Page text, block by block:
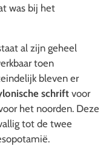
was bij het
al zijn geheel
toen
bleven er
schriftvoor
het noorden. Deze
tot de twee